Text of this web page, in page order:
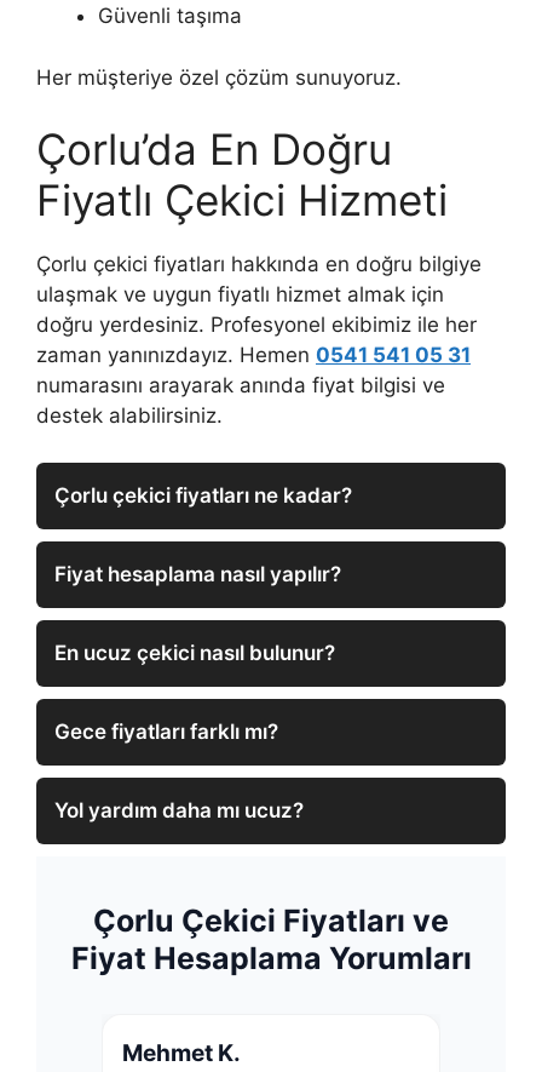
Güvenli taşıma
Her müşteriye özel çözüm sunuyoruz.
Çorlu’da En Doğru
Fiyatlı Çekici Hizmeti
Çorlu çekici fiyatları hakkında en doğru bilgiye
ulaşmak ve uygun fiyatlı hizmet almak için
doğru yerdesiniz. Profesyonel ekibimiz ile her
zaman yanınızdayız. Hemen 0541 541 05 31
numarasını arayarak anında fiyat bilgisi ve
destek alabilirsiniz.
Çorlu çekici fiyatları ne kadar?
Fiyat hesaplama nasıl yapılır?
En ucuz çekici nasıl bulunur?
Gece fiyatları farklı mı?
Yol yardım daha mı ucuz?
Çorlu Çekici Fiyatları ve
Fiyat Hesaplama Yorumları
Mehmet K.